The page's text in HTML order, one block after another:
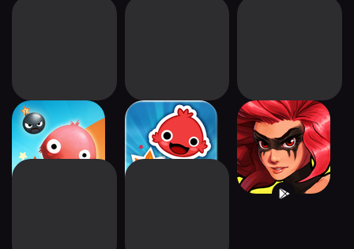
iBlast Moki iBlast Moki 2
Stone Breaker:
Match-3 RPG